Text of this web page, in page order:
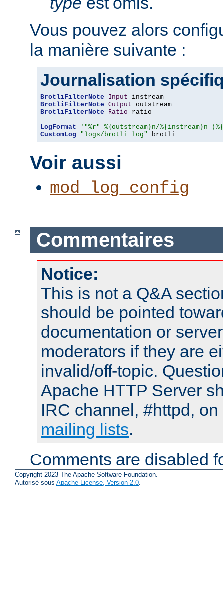
Vous pouvez alors
la manière suivante :
Journalisation
BrotliFilterNote Input
BrotliFilterNote Output
BrotliFilterNote
Ratio ratio
LogFormat
'"%r" %{outstream}n/%{instream}n
CustomLog
"logs/brotli_log" brotli
Voir aussi
mod_log_config
Commentaires
Notice:
This is not a Q&A
should be pointed
documentation or
moderators if they are
invalid/off-topic.
Apache HTTP Server
IRC channel, #httpd,
mailing lists.
Comments are disabled
Copyright 2023 The Apache Software Foundation.
Autorisé sous Apache License, Version 2.0.